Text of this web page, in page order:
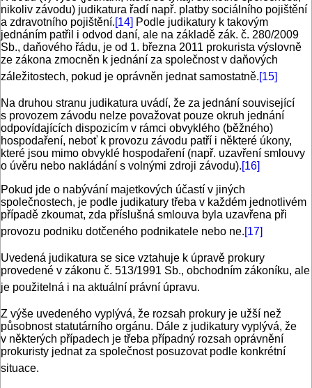
nikoliv závodu) judikatura řadí např. platby sociálního pojištění
a zdravotního pojištění.[14] Podle judikatury k takovým
jednáním patřil i odvod daní, ale na základě zák. č. 280/2009
Sb., daňového řádu, je od 1. března 2011 prokurista výslovně
ze zákona zmocněn k jednání za společnost v daňových
záležitostech, pokud je oprávněn jednat samostatně.[15]
Na druhou stranu judikatura uvádí, že za jednání související
s provozem závodu nelze považovat pouze okruh jednání
odpovídajících dispozicím v rámci obvyklého (běžného)
hospodaření, neboť k provozu závodu patří i některé úkony,
které jsou mimo obvyklé hospodaření (např. uzavření smlouvy
o úvěru nebo nakládání s volnými zdroji závodu).[16]
Pokud jde o nabývání majetkových účastí v jiných
společnostech, je podle judikatury třeba v každém jednotlivém
případě zkoumat, zda příslušná smlouva byla uzavřena při
provozu podniku dotčeného podnikatele nebo ne.[17]
Uvedená judikatura se sice vztahuje k úpravě prokury
provedené v zákonu č. 513/1991 Sb., obchodním zákoníku, ale
je použitelná i na aktuální právní úpravu.
Z výše uvedeného vyplývá, že rozsah prokury je užší než
působnost statutárního orgánu. Dále z judikatury vyplývá, že
v některých případech je třeba případný rozsah oprávnění
prokuristy jednat za společnost posuzovat podle konkrétní
situace.